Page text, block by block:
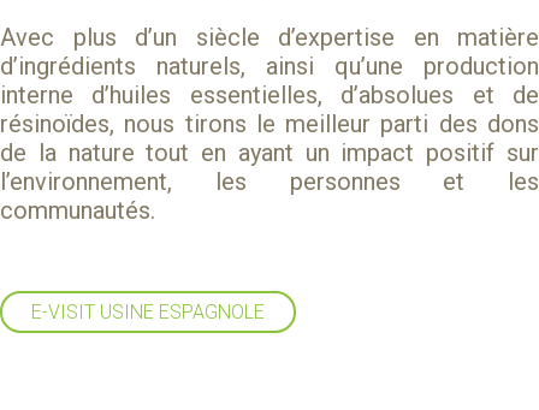
Avec plus d’un siècle d’expertise en matière
d’ingrédients naturels, ainsi qu’une production
interne d’huiles essentielles, d’absolues et de
résinoïdes, nous tirons le meilleur parti des dons
de la nature tout en ayant un impact positif sur
l’environnement, les personnes et les
communautés.
E-VISIT USINE ESPAGNOLE